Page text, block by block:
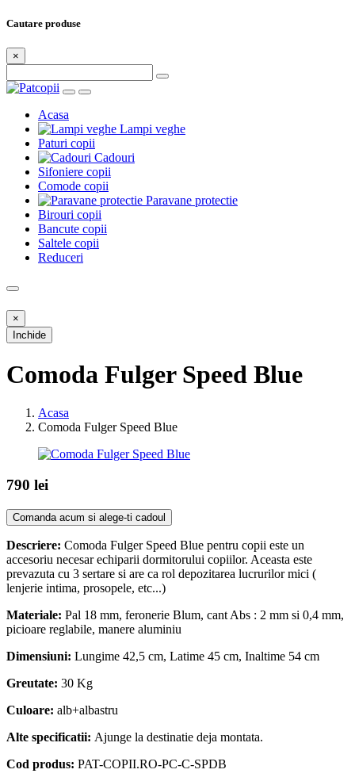
Cautare produse
×
Acasa
Lampi veghe
Paturi copii
Cadouri
Sifoniere copii
Comode copii
Paravane protectie
Birouri copii
Bancute copii
Saltele copii
Reduceri
×
Inchide
Comoda Fulger Speed Blue
Acasa
Comoda Fulger Speed Blue
790 lei
Comanda acum si alege-ti cadoul
Descriere: Comoda Fulger Speed Blue pentru copii este un
accesoriu necesar echiparii dormitorului copiilor. Aceasta este
prevazuta cu 3 sertare si are ca rol depozitarea lucrurilor mici (
lenjerie intima, prosopele, etc...)
Materiale: Pal 18 mm, feronerie Blum, cant Abs : 2 mm si 0,4 mm,
picioare reglabile, manere aluminiu
Dimensiuni: Lungime 42,5 cm, Latime 45 cm, Inaltime 54 cm
Greutate: 30 Kg
Culoare: alb+albastru
Alte specificatii: Ajunge la destinatie deja montata.
Cod produs: PAT-COPII.RO-PC-C-SPDB